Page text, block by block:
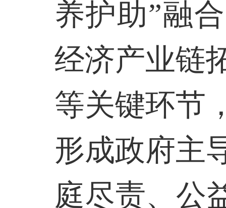
养护助”融
经济产业链
等关键环节
形成政府主
庭尽责、公